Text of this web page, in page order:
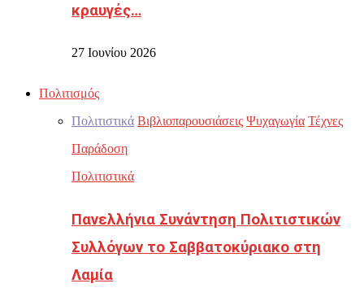
κραυγές…
27 Ιουνίου 2026
Πολιτισμός
Πολιτιστικά Βιβλιοπαρουσιάσεις Ψυχαγωγία Τέχνες
Παράδοση
Πολιτιστικά
Πανελλήνια Συνάντηση Πολιτιστικών
Συλλόγων το Σαββατοκύριακο στη
Λαμία